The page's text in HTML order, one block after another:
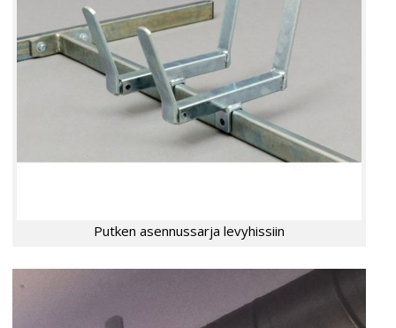
Putken asennussarja levyhissiin